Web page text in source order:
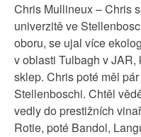
Chris Mullineux – Chris
univerzitě ve
oboru, se ujal více
v oblasti Tulbagh v
sklep. Chris poté měl
Stellenboschi. Chtěl
vedly do prestižních
Rotie, poté Bandol,